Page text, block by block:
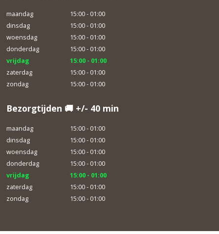
maandag
15:00 - 01:00
dinsdag
15:00 - 01:00
woensdag
15:00 - 01:00
donderdag
15:00 - 01:00
vrijdag
15:00 - 01:00
zaterdag
15:00 - 01:00
zondag
15:00 - 01:00
Bezorgtijden 🚚 +/- 40 min
maandag
15:00 - 01:00
dinsdag
15:00 - 01:00
woensdag
15:00 - 01:00
donderdag
15:00 - 01:00
vrijdag
15:00 - 01:00
zaterdag
15:00 - 01:00
zondag
15:00 - 01:00